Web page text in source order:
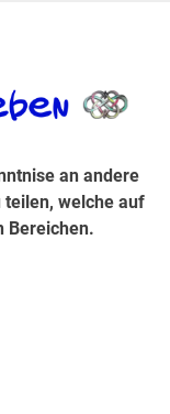
an andere
welche auf
Bereichen.